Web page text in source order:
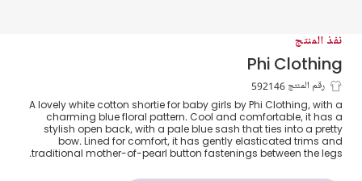
نفذ المنتج
Phi Clothing
بودي سوت بطبعة ورود قطن لون أبيض وأزرق
رقم المنتج 592146
A lovely white cotton shortie for baby girls by Phi Clothing, with a
charming blue floral pattern. Cool and comfortable, it has a
stylish open back, with a pale blue sash that ties into a pretty
bow. Lined for comfort, it has gently elasticated trims and
traditional mother-of-pearl button fastenings between the legs.